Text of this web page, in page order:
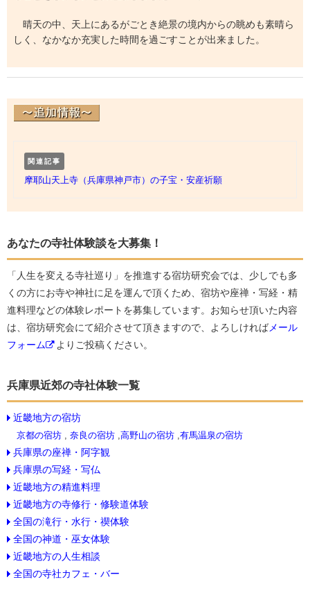
晴天の中、天上にあるがごとき絶景の境内からの眺めも素晴ら
しく、なかなか充実した時間を過ごすことが出来ました。
関連記事
摩耶山天上寺（兵庫県神戸市）の子宝・安産祈願
あなたの寺社体験談を大募集！
「人生を変える寺社巡り」を推進する宿坊研究会では、少しでも多
くの方にお寺や神社に足を運んで頂くため、宿坊や座禅・写経・精
進料理などの体験レポートを募集しています。お知らせ頂いた内容
は、宿坊研究会にて紹介させて頂きますので、よろしければ メール
フォーム
よりご投稿ください。
兵庫県近郊の寺社体験一覧
近畿地方の宿坊
京都の宿坊 奈良の宿坊 高野山の宿坊 有馬温泉の宿坊
兵庫県の座禅・阿字観
兵庫県の写経・写仏
近畿地方の精進料理
近畿地方の寺修行・修験道体験
全国の滝行・水行・禊体験
全国の神道・巫女体験
近畿地方の人生相談
全国の寺社カフェ・バー